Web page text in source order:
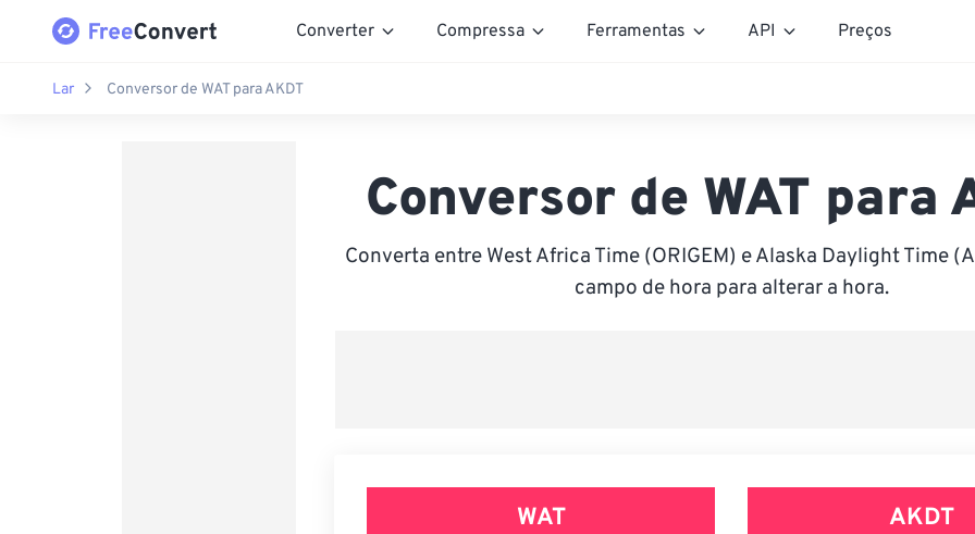
Converter Compressa Ferramentas API Preços
Lar Conversor de WAT para AKDT
Conversor de WAT para
Converta entre West Africa Time (ORIGEM) e Alaska Daylight Time
campo de hora para alterar a hora.
WAT AKDT